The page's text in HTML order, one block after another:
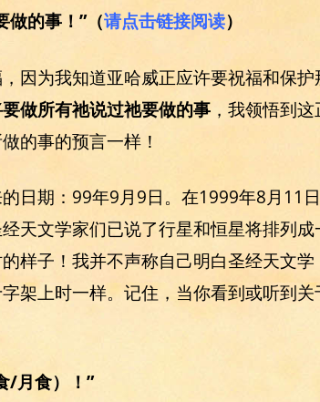
做的事！”（请点击链接阅读）
因为我知道亚哈威正应许要祝福和保
做所有祂说过祂要做的事 ，我领悟到
的事的预言一样！
日期：99年9月9日。在1999年8月11
天文学家们已说了行星和恒星将排列
样子！我并不声称自己明白圣经天文
架上时一样。记住，当你看到或听到
/月食）！”